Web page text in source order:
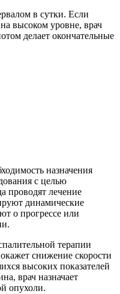
в сутки. Если
высоком уровне, врач
делает окончательные
назначения
с целью
проводят лечение
динамические
о прогрессе или
терапии
снижение скорости
высоких показателей
врач назначает
опухоли.